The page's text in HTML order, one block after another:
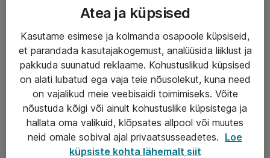
Haldusteenused
Garantii
Turva- ja nõrkvoolulahendused
AS ATEA
+372 659 3591
Atea ja küpsised
Kasutame esimese ja kolmanda osapoole küpsiseid,
et parandada kasutajakogemust, analüüsida liiklust ja
pakkuda suunatud reklaame. Kohustuslikud küpsised
on alati lubatud ega vaja teie nõusolekut, kuna need
on vajalikud meie veebisaidi toimimiseks. Võite
nõustuda kõigi või ainult kohustuslike küpsistega ja
hallata oma valikuid, klõpsates allpool või muutes
neid omale sobival ajal privaatsusseadetes. Loe
küpsiste kohta lähemalt siit